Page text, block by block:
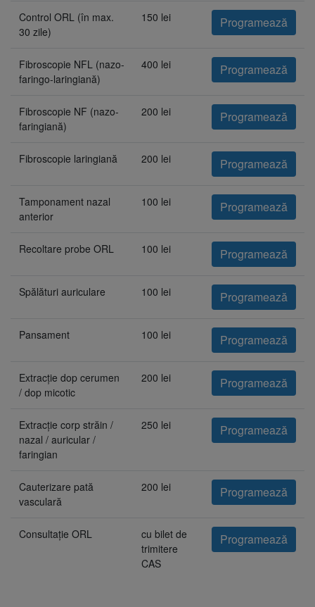
Control ORL (în max.
30 zile)
150 lei Programează
Fibroscopie NFL (nazo-
faringo-laringiană)
400 lei Programează
Fibroscopie NF (nazo-
faringiană)
200 lei Programează
Fibroscopie laringiană 200 lei Programează
Tamponament nazal
anterior
100 lei Programează
Recoltare probe ORL 100 lei Programează
Spălături auriculare 100 lei Programează
Pansament 100 lei Programează
Extracție dop cerumen
/ dop micotic
200 lei Programează
Extracție corp străin /
nazal / auricular /
faringian
250 lei Programează
Cauterizare pată
vasculară
200 lei Programează
Consultație ORL
cu bilet de
trimitere
CAS
Programează